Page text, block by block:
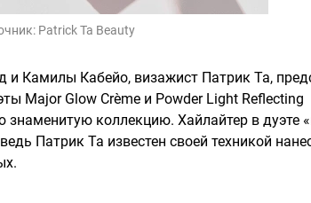
Patrick Ta Beauty
Камилы Кабейо, визажист Патрик Та,
Major Glow Crème и Powder Light Reflecting
знаменитую коллекцию. Хайлайтер в дуэте
Патрик Та известен своей техникой